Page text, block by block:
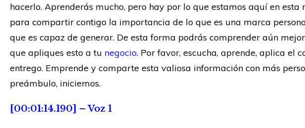
hacerlo. Aprenderás mucho, pero hay por lo que estamos aquí en esta
para compartir contigo la importancia de lo que es una marca
que es capaz de generar. De esta forma podrás comprender aún
que apliques esto a tu negocio. Por favor, escucha, aprende, aplica el
entrego. Emprende y comparte esta valiosa información con más
preámbulo, iniciemos.
[00:01:14.190] – Voz 1